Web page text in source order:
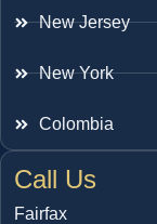
New Jersey
New York
Colombia
Call Us
Fairfax